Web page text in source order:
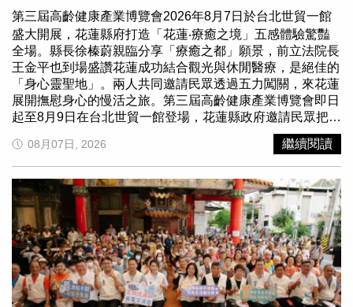
率級距，以及追求資產累積而非現金流的投資人。最後則是
「稅務優勢」，台灣的股利所得稅及二代健保補充保費，課
稅基礎是「有沒有實際發放現金股利」，因此相較於配息
ETF，009816內建股利再投資機制，成分股股利留在基金
內部再投資，由於投資人沒有實際取得現金股利，因此不會
計入個人綜合所得稅中的股利所得，也不會產生二代健保補
充保費。純純存股總結認為，009816追蹤特選臺灣TOP50
指數，除市值前50大外，另設獲利門檻(近四季稅後純益
>0)，可排除近期虧損企業，聚焦大又賺錢的公司，並將超
額權重優先分配給動能表現較佳的個股，讓資金不重壓少數
下行時仍有波動風險，且不適合有現金流需求的投資人，建
議投資人在進場前，應全盤考量相關費用與指數邏輯。※免
責聲明：文中所提之個股、ETF內容，並非任何投資建議與
參考，請審慎判斷評估風險，自負盈虧。◎本文內容已獲純
純存股貼文授權。
第三屆高齡健康產業博覽會2026年8月7日於台北世貿一館
盛大開展，花蓮縣府打造「花蓮‧療癒之境」五感體驗驚豔
全場。縣長徐榛蔚親臨分享「療癒之都」願景，前立法院長
王金平也到場盛讚花蓮成功結合觀光與休閒醫療，是絕佳的
「身心靈聖地」。兩人共同邀請民眾透過五力闖關，來花蓮
展開撫慰身心的慢活之旅。第三屆高齡健康產業博覽會即日
起至8月9日在台北世貿一館登場，花蓮縣政府邀請民眾把握
週末最後兩天，前往「花蓮‧療癒之境」集章闖關、抽山嵐
號觀光列車車票。(圖片提供／花蓮縣政府)跨界樂聲揭開序
幕，徐榛蔚勾勒「療癒之都」願景本次由花蓮縣政府精心打
造的「花蓮‧療癒之境」主題展區是首日最大亮點！開幕活
動熱鬧非凡，特別邀請跨界樂團「草黎貓」打破音樂疆界，
以東方琵琶的清脆弦音融合西方大提琴的渾厚呢喃，象徵花
蓮自然與人文和諧共鳴，宛如微風拂過縱谷與海浪拍打岸
際，花蓮縣長徐榛蔚與前立法院長王金平都到場力挺，為活
動揭開優雅序幕。前立法院長王金平(右)分享曾在花蓮服役
的回憶，並肯定花蓮結合觀光、休閒與醫療發展，打造療癒
旅遊新亮點。圖右花蓮縣長徐榛蔚。(圖片提供／花蓮縣政
08月07日, 2026 繼續閱讀